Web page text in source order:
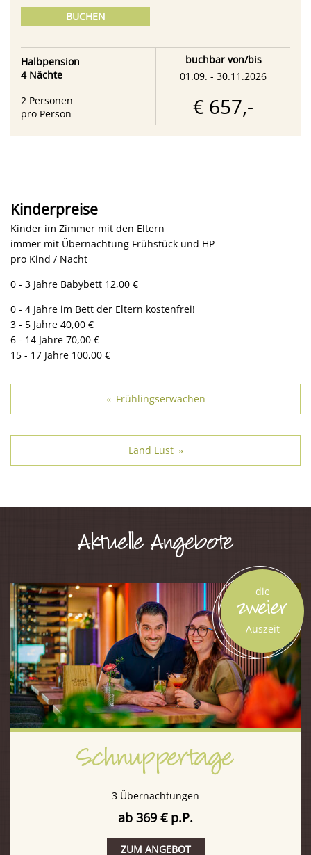
BUCHEN
Halbpension
4 Nächte
buchbar von/bis
01.09. - 30.11.2026
2 Personen
pro Person
€ 657,-
Kinderpreise
Kinder im Zimmer mit den Eltern
immer mit Übernachtung Frühstück und HP
pro Kind / Nacht
0 - 3 Jahre Babybett 12,00 €
0 - 4 Jahre im Bett der Eltern kostenfrei!
3 - 5 Jahre 40,00 €
6 - 14 Jahre 70,00 €
15 - 17 Jahre 100,00 €
« Frühlingserwachen
Land Lust»
Aktuelle Angebote
Schnuppertage
3 Übernachtungen
ab 369 € p.P.
die
zweier
Auszeit
ZUM ANGEBOT